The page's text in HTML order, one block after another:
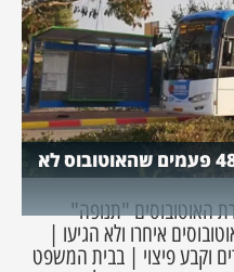
שערוריית תנופה: נוסע תיעד 48 פעמים שהאוטובוס לא
האוטובוסים "תנופה"
בהם האוטובוסים איחרו ולא הגיעו |
השופט האמין ל-23 מקרים וקבע פיצוי | בבית המשפט